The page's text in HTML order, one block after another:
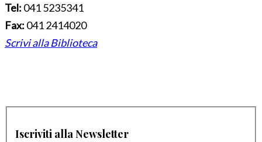
Tel: 041 5235341
Fax: 041 2414020
Scrivi alla Biblioteca
Iscriviti alla Newsletter